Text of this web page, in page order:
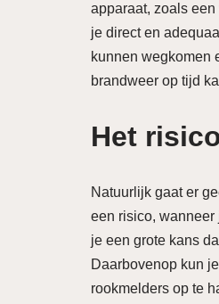
apparaat, zoals
je direct en
kunnen wegkomen
brandweer op tijd
Het
Natuurlijk gaat er
een risico,
je een grote kans
Daarbovenop kun
rookmelders op te